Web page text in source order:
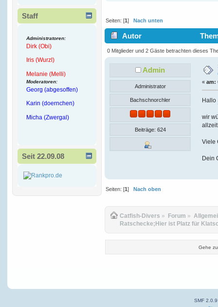
Staff
Administratoren:
Dirk (Obi)
Iris (Wurzl)
Melanie (Melli)
Moderatoren:
Georg (abgesoffen)
Karin (doernchen)
Micha (Zwergal)
Seit 22.09.08
Seiten: [1]Nach unten
Autor
4647 mal)
0 Mitglieder und 2 Gäste betrachten dieses
Admin
Administrator
Bachschnorchler
Beiträge: 624
« am:
Hallo
wir
Viele
Dein
Seiten: [1] Nach oben
Catfish-Divers » Forum »
Ratschecke;Hier ist Platz für
Gehe
SMF 2.0.9